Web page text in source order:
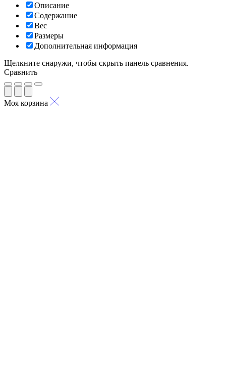
Описание
Содержание
Вес
Размеры
Дополнительная информация
Щелкните снаружи, чтобы скрыть панель сравнения.
Сравнить
Моя корзина